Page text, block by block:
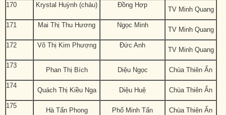
170 Krystal Huỳnh (cháu) Đồng Hợp
TV Minh Quang
171 Mai Thị Thu Hương Ngọc Minh
TV Minh Quang
172 Võ Thị Kim Phượng Đức Anh
TV Minh Quang
173
Phan Thị Bích Diệu Ngọc Chùa Thiên Ấn
174
Quách Thị Kiều Nga Diệu Huệ Chùa Thiên Ấn
175
Hà Tấn Phong Phổ Minh Tấn Chùa Thiên Ấn